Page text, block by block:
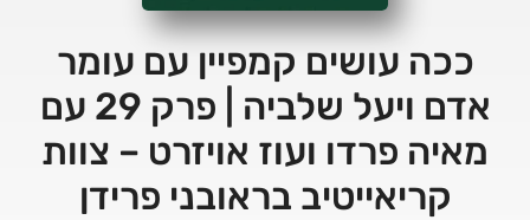
ככה עושים קמפיין עם עומר
אדם ויעל שלביה | פרק 29 עם
מאיה פרדו ועוז אויזרט – צוות
קריאייטיב בראובני פרידן